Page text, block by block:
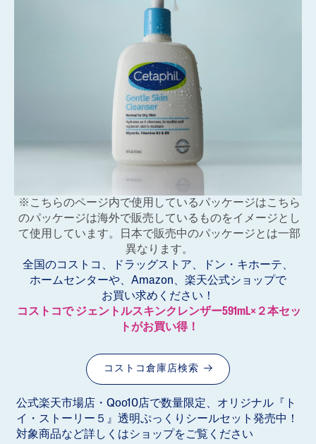
※こちらのページ内で使用しているパッケージはこちら
のパッケージは海外で販売しているものをイメージとし
て使用しています。日本で販売中のパッケージとは一部
異なります。
全国のコストコ、ドラッグストア、ドン・キホーテ、
ホームセンターや、Amazon、楽天公式ショップで
お買い求めください！
コストコで ジェントルスキンクレンザー591mL×２本セッ
トがお買い得！
コストコ倉庫店検索
公式楽天市場店・Qoo10店で数量限定、オリジナル『ト
イ・ストーリー５』透明ぷっくりシールセット発売中！
対象商品など詳しくはショップをご覧ください